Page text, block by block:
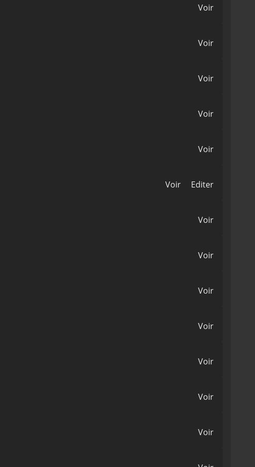
Voir
Voir
Voir
Voir
Voir
Voir Editer
Voir
Voir
Voir
Voir
Voir
Voir
Voir